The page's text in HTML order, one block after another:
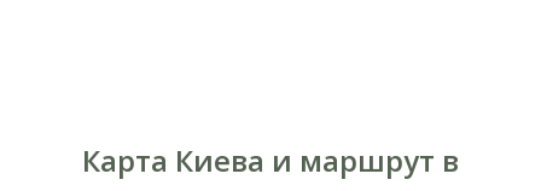
Карта Киева и маршрут в